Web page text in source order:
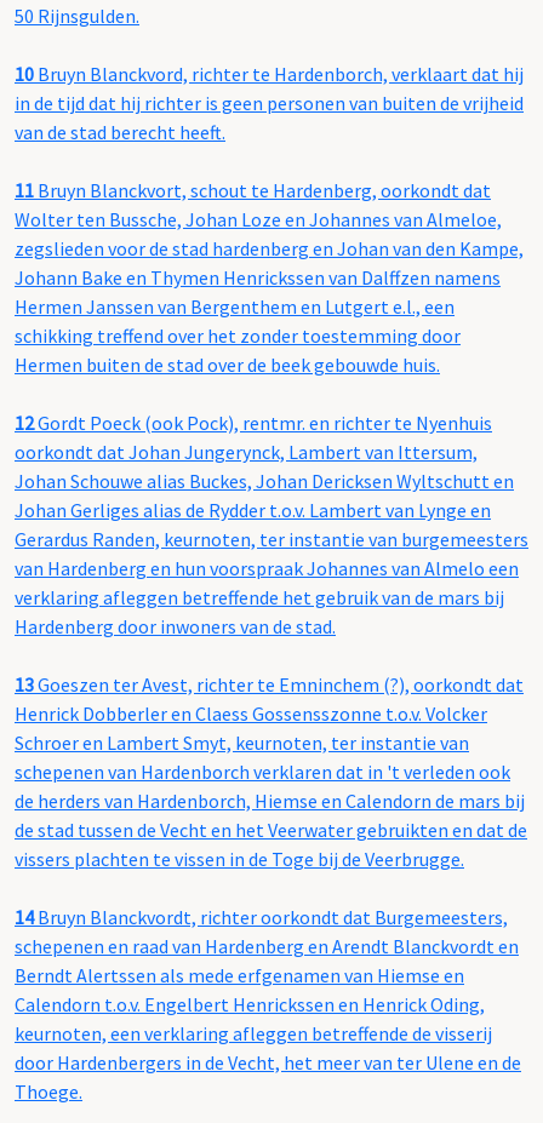
50 Rijnsgulden.
10 Bruyn Blanckvord, richter te Hardenborch, verklaart dat hij
in de tijd dat hij richter is geen personen van buiten de vrijheid
van de stad berecht heeft.
11 Bruyn Blanckvort, schout te Hardenberg, oorkondt dat
Wolter ten Bussche, Johan Loze en Johannes van Almeloe,
zegslieden voor de stad hardenberg en Johan van den Kampe,
Johann Bake en Thymen Henrickssen van Dalffzen namens
Hermen Janssen van Bergenthem en Lutgert e.l., een
schikking treffend over het zonder toestemming door
Hermen buiten de stad over de beek gebouwde huis.
12Gordt Poeck (ook Pock), rentmr. en richter te Nyenhuis
oorkondt dat Johan Jungerynck, Lambert van Ittersum,
Johan Schouwe alias Buckes, Johan Dericksen Wyltschutt en
Johan Gerliges alias de Rydder t.o.v. Lambert van Lynge en
Gerardus Randen, keurnoten, ter instantie van burgemeesters
van Hardenberg en hun voorspraak Johannes van Almelo een
verklaring afleggen betreffende het gebruik van de mars bij
Hardenberg door inwoners van de stad.
13Goeszen ter Avest, richter te Emninchem (?), oorkondt dat
Henrick Dobberler en Claess Gossensszonne t.o.v. Volcker
Schroer en Lambert Smyt, keurnoten, ter instantie van
schepenen van Hardenborch verklaren dat in 't verleden ook
de herders van Hardenborch, Hiemse en Calendorn de mars bij
de stad tussen de Vecht en het Veerwater gebruikten en dat de
vissers plachten te vissen in de Toge bij de Veerbrugge.
14Bruyn Blanckvordt, richter oorkondt dat Burgemeesters,
schepenen en raad van Hardenberg en Arendt Blanckvordt en
Berndt Alertssen als mede erfgenamen van Hiemse en
Calendorn t.o.v. Engelbert Henrickssen en Henrick Oding,
keurnoten, een verklaring afleggen betreffende de visserij
door Hardenbergers in de Vecht, het meer van ter Ulene en de
Thoege.